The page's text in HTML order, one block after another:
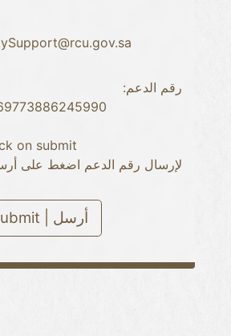
رقم الدعم:
on submit
لإرسال رقم الدعم اضغط على
Submit | أرسل